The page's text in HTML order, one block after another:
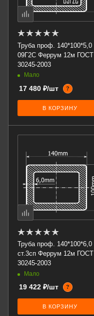
Труба проф. 140*100*5,0
09Г2С Феррум 12м ГОСТ
30245-2003
Мало
17 480 ₽/шт ?
В КОРЗИНУ
Труба проф. 140*100*6,0
ст.3сп Феррум 12м ГОСТ
30245-2003
Мало
19 422 ₽/шт ?
В КОРЗИНУ